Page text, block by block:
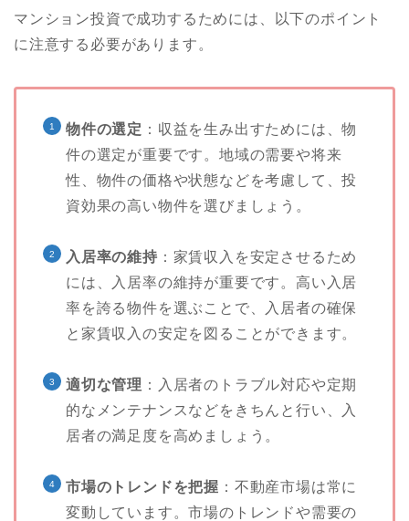
マンション投資で成功するためには、以下のポイント
に注意する必要があります。
物件の選定 ：収益を生み出すためには、物
件の選定が重要です。地域の需要や将来
性、物件の価格や状態などを考慮して、投
資効果の高い物件を選びましょう。
入居率の維持 ：家賃収入を安定させるため
には、入居率の維持が重要です。高い入居
率を誇る物件を選ぶことで、入居者の確保
と家賃収入の安定を図ることができます。
適切な管理 ：入居者のトラブル対応や定期
的なメンテナンスなどをきちんと行い、入
居者の満足度を高めましょう。
市場のトレンドを把握 ：不動産市場は常に
変動しています。市場のトレンドや需要の